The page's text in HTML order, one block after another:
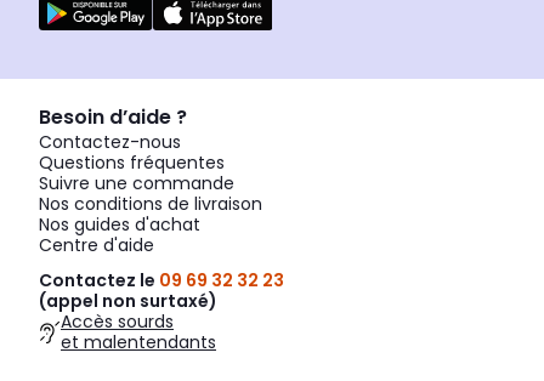
Besoin d’aide ?
Contactez-nous
Questions fréquentes
Suivre une commande
Nos conditions de livraison
Nos guides d'achat
Centre d'aide
Contactez le 09 69 32 32 23
(appel non surtaxé)
Accès sourds
et malentendants